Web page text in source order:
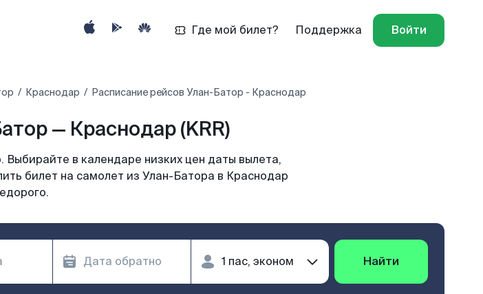
Где мой билет? Поддержка Войти
Краснодар Расписание рейсов Улан-Батор - Краснодар
— Краснодар (KRR)
в календаре низких цен даты вылета,
билет на самолет из Улан-Батора в Краснодар
Найти